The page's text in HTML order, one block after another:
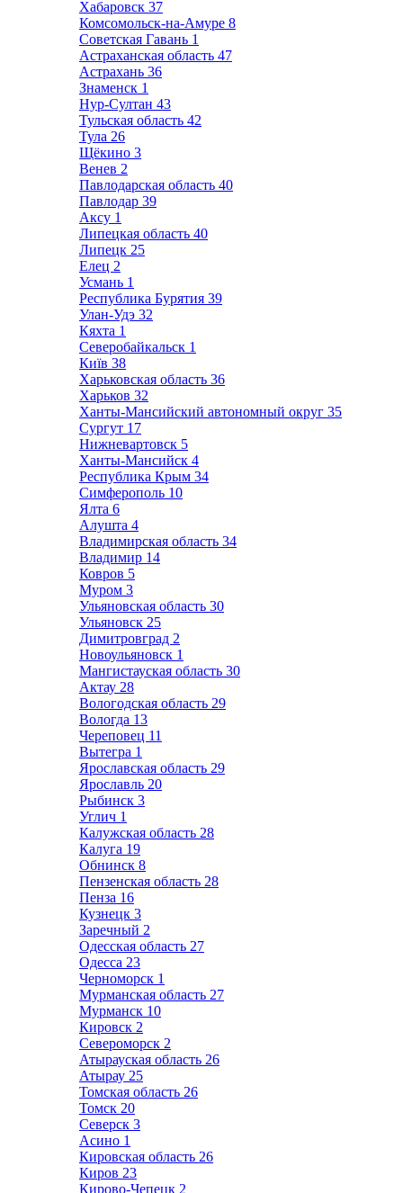
Хабаровск 37
Комсомольск-на-Амуре 8
Советская Гавань 1
Астраханская область 47
Астрахань 36
Знаменск 1
Нур-Султан 43
Тульская область 42
Тула 26
Щёкино 3
Венев 2
Павлодарская область 40
Павлодар 39
Аксу 1
Липецкая область 40
Липецк 25
Елец 2
Усмань 1
Республика Бурятия 39
Улан-Удэ 32
Кяхта 1
Северобайкальск 1
Київ 38
Харьковская область 36
Харьков 32
Ханты-Мансийский автономный округ 35
Сургут 17
Нижневартовск 5
Ханты-Мансийск 4
Республика Крым 34
Симферополь 10
Ялта 6
Алушта 4
Владимирская область 34
Владимир 14
Ковров 5
Муром 3
Ульяновская область 30
Ульяновск 25
Димитровград 2
Новоульяновск 1
Мангистауская область 30
Актау 28
Вологодская область 29
Вологда 13
Череповец 11
Вытегра 1
Ярославская область 29
Ярославль 20
Рыбинск 3
Углич 1
Калужская область 28
Калуга 19
Обнинск 8
Пензенская область 28
Пенза 16
Кузнецк 3
Заречный 2
Одесская область 27
Одесса 23
Черноморск 1
Мурманская область 27
Мурманск 10
Кировск 2
Североморск 2
Атырауская область 26
Атырау 25
Томская область 26
Томск 20
Северск 3
Асино 1
Кировская область 26
Киров 23
Кирово-Чепецк 2